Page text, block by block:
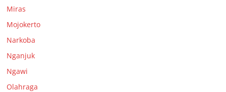
Miras
Mojokerto
Narkoba
Nganjuk
Ngawi
Olahraga